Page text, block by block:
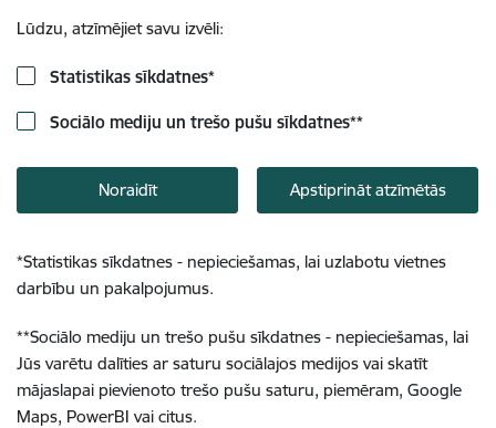
Lūdzu, atzīmējiet savu izvēli:
Statistikas sīkdatnes*
Sociālo mediju un trešo pušu sīkdatnes**
Noraidīt Apstiprināt atzīmētās
*Statistikas sīkdatnes - nepieciešamas, lai uzlabotu vietnes
darbību un pakalpojumus.
**Sociālo mediju un trešo pušu sīkdatnes - nepieciešamas, lai
Jūs varētu dalīties ar saturu sociālajos medijos vai skatīt
mājaslapai pievienoto trešo pušu saturu, piemēram, Google
Maps, PowerBI vai citus.